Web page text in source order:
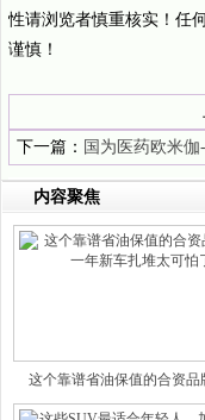
性请浏览者慎重核实！任
谨慎！
下一篇： 国为医药欧米
内容聚焦
这个靠谱省油保值的合资品